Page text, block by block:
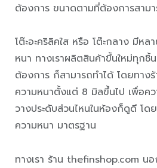
ต้องการ ขนาดตามที่ต้องการสาม
โต๊ะอะคริลิคใส หรือ โต๊ะกลาง มีห
หนา ทางเราผลิตสินค้าขึ้นใหม่ทุก
ต้องการ ก็สามารถทำได้ โดยทางร้
ความหนาตั้งแต่ 8 มิลขึ้นไป เพื่อค
วางประดับส่วนไหนในห้องก็ดูดี โด
ความหนา มาตรฐาน
ทางเรา ร้าน thefinshop.com น